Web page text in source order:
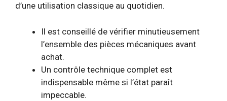
d’une utilisation classique au quotidien.
Il est conseillé de vérifier minutieusement
l’ensemble des pièces mécaniques avant
achat.
Un contrôle technique complet est
indispensable même si l’état paraît
impeccable.